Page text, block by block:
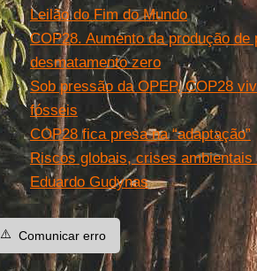
Leilão do Fim do Mundo
COP28. Aumento da produção
desmatamento zero
Sob pressão da OPEP, COP28
fósseis
COP28 fica presa na “adaptação”
Riscos globais, crises
Eduardo Gudynas
⚠️ Comunicar erro